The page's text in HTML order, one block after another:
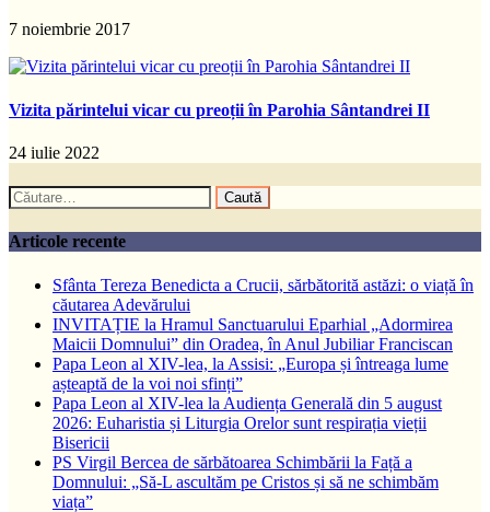
7 noiembrie 2017
Vizita părintelui vicar cu preoții în Parohia Sântandrei II
24 iulie 2022
Caută
după:
Articole recente
Sfânta Tereza Benedicta a Crucii, sărbătorită astăzi: o viață în
căutarea Adevărului
INVITAȚIE la Hramul Sanctuarului Eparhial „Adormirea
Maicii Domnului” din Oradea, în Anul Jubiliar Franciscan
Papa Leon al XIV-lea, la Assisi: „Europa și întreaga lume
așteaptă de la voi noi sfinți”
Papa Leon al XIV-lea la Audiența Generală din 5 august
2026: Euharistia și Liturgia Orelor sunt respirația vieții
Bisericii
PS Virgil Bercea de sărbătoarea Schimbării la Față a
Domnului: „Să-L ascultăm pe Cristos și să ne schimbăm
viața”